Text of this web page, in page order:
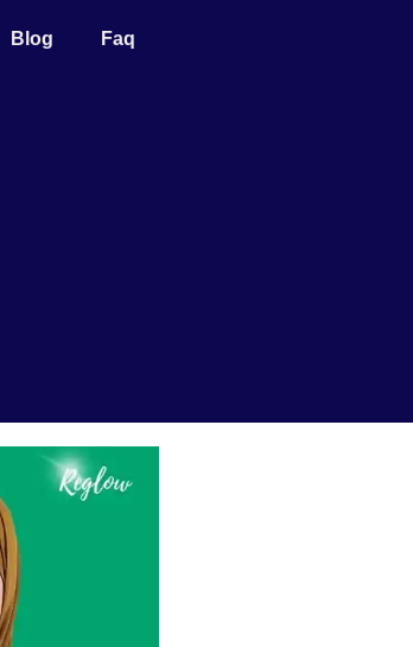
Blog Faq